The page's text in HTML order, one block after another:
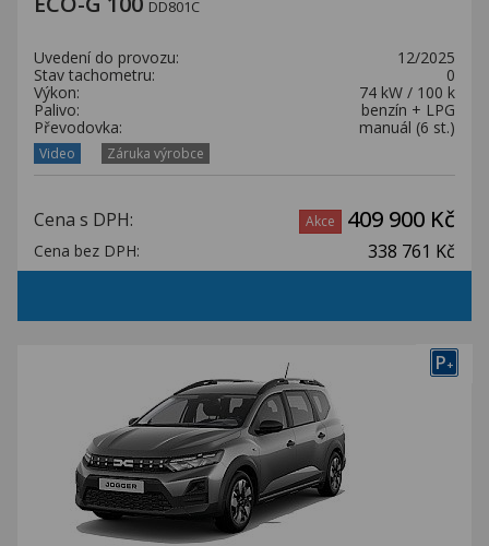
DD801C
Uvedení do provozu:
12/2025
Stav tachometru:
0
Výkon:
74 kW / 100 k
Palivo:
benzín + LPG
Převodovka:
manuál (6 st.)
Video Záruka výrobce
Cena s DPH: Akce 409 900 Kč
Cena bez DPH: 338 761 Kč
P+